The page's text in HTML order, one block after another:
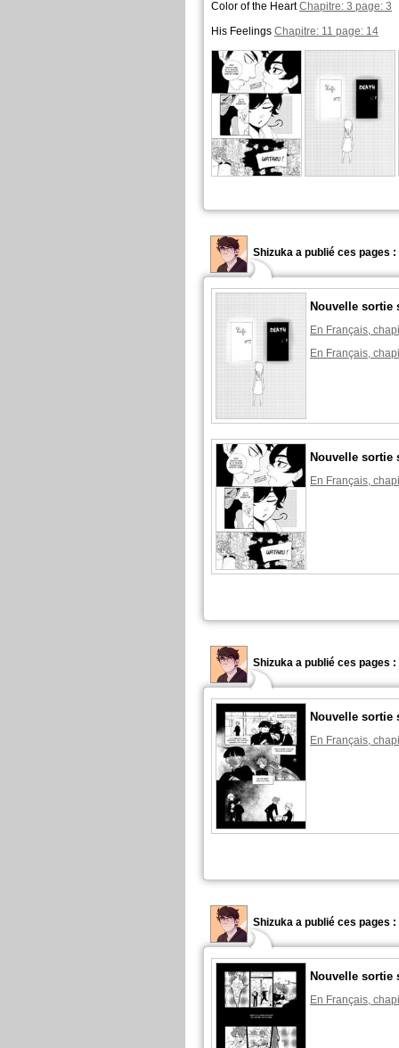
Color of the HeartChapitre: 3 page: 3
His Feelings Chapitre: 11 page: 14
Shizuka a publié ces pages :
Nouvelle sortie
En Français,
En Français,
Nouvelle sortie
En Français,
Shizuka a publié ces pages :
Nouvelle sortie
En Français,
Shizuka a publié ces pages :
Nouvelle sortie
En Français,